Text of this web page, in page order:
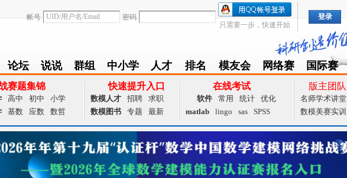
帐号
密码
只需要一步，快速开始
登录
论坛
BBS
说说
Follow
群组
group
中小学
zxx
人才
achieve
排名
Ranklist
模友会
Club
网络赛
TZMCM
国际赛
CAMCM
赛题集锦
高中 初中
小学
基数 应数 数哲
快速提升入口
数模人才 招聘
求职
数模图书
专题 最新
在线考试
软件 常用 统计
优化
matlab
lingo sas SPSS
版主团队
名师学术讲堂
数模美赛实训